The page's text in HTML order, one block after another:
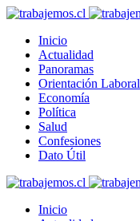
Inicio
Actualidad
Panoramas
Orientación Laboral
Economía
Política
Salud
Confesiones
Dato Útil
Inicio